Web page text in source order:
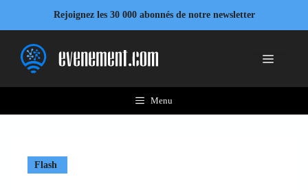
contenu
Rejoignez les 30 000 abonnés de notre newsletter
Menu
Menu
Flash